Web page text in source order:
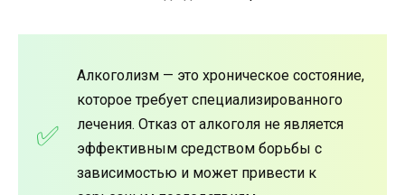
Алкоголизм — это хроническое состояние,
которое требует специализированного
лечения. Отказ от алкоголя не является
эффективным средством борьбы с
зависимостью и может привести к